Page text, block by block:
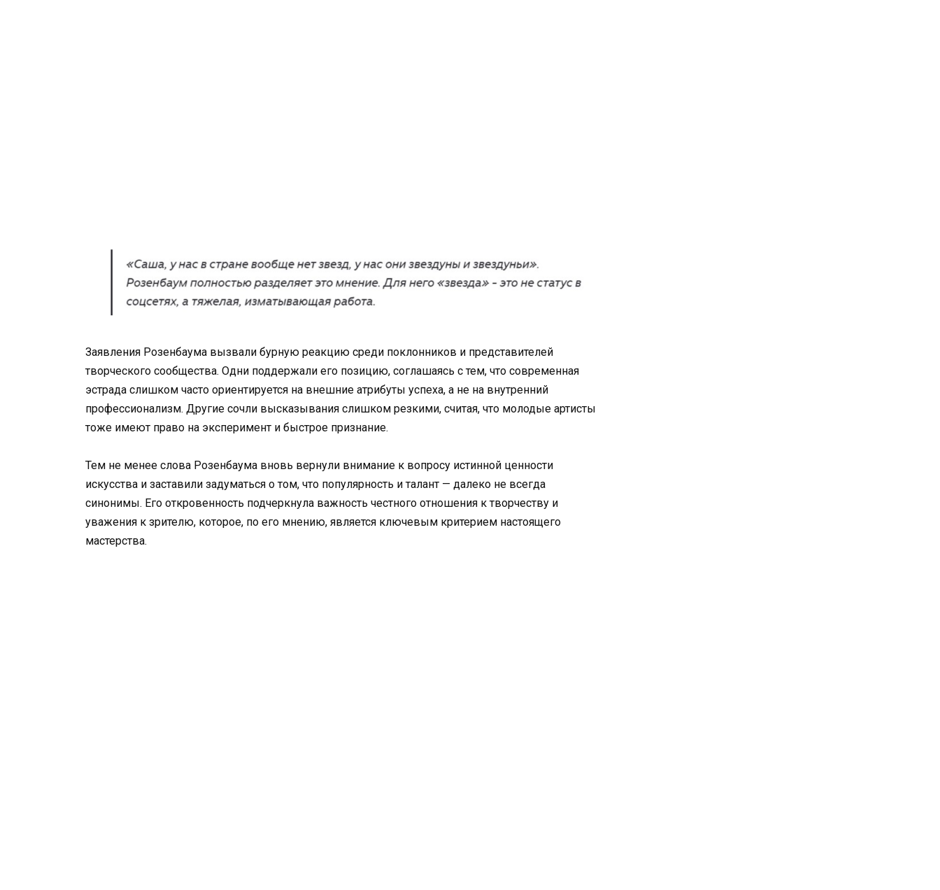
Заявления Розенбаума вызвали бурную реакцию среди поклонников и представителей
творческого сообщества. Одни поддержали его позицию, соглашаясь с тем, что современная
эстрада слишком часто ориентируется на внешние атрибуты успеха, а не на внутренний
профессионализм. Другие сочли высказывания слишком резкими, считая, что молодые артисты
тоже имеют право на эксперимент и быстрое признание.
Тем не менее слова Розенбаума вновь вернули внимание к вопросу истинной ценности
искусства и заставили задуматься о том, что популярность и талант — далеко не всегда
синонимы. Его откровенность подчеркнула важность честного отношения к творчеству и
уважения к зрителю, которое, по его мнению, является ключевым критерием настоящего
мастерства.